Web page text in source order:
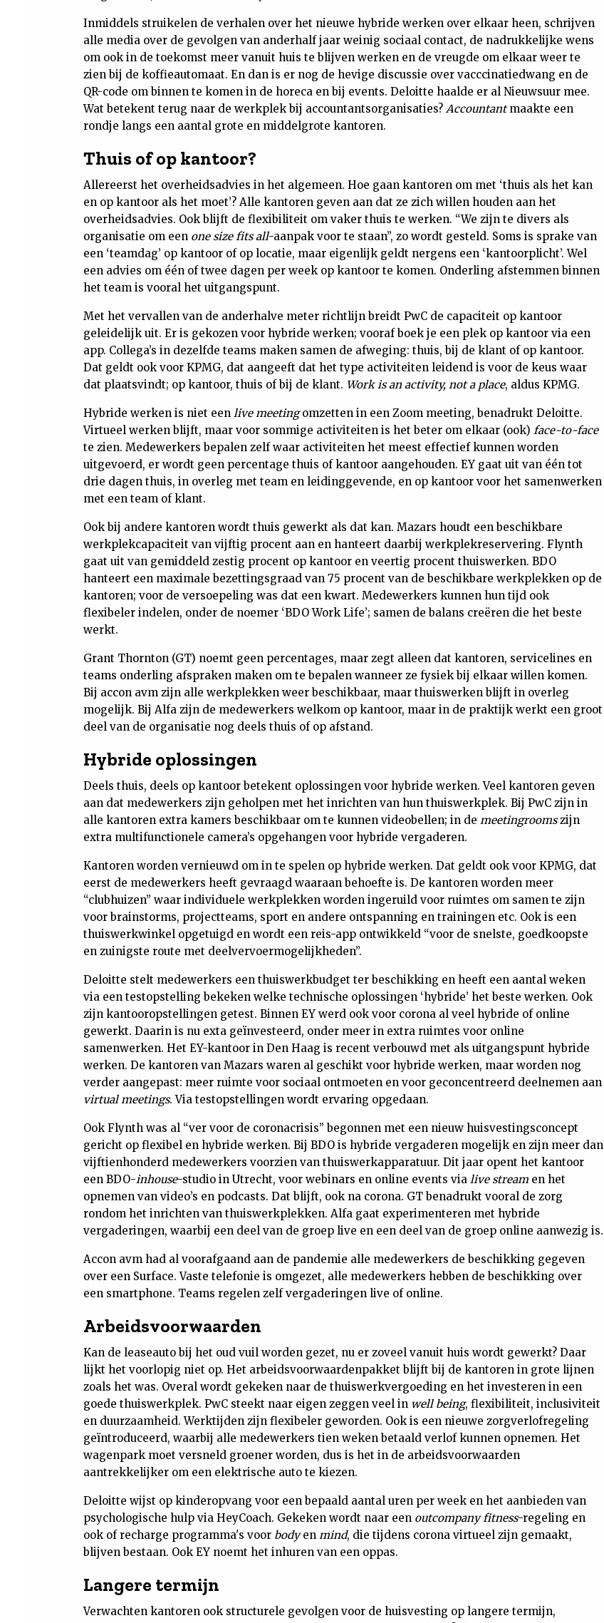
Inmiddels struikelen de verhalen over het nieuwe hybride werken over elkaar heen, schrijven
alle media over de gevolgen van anderhalf jaar weinig sociaal contact, de nadrukkelijke wens
om ook in de toekomst meer vanuit huis te blijven werken en de vreugde om elkaar weer te
zien bij de koffieautomaat. En dan is er nog de hevige discussie over vacccinatiedwang en de
QR-code om binnen te komen in de horeca en bij events. Deloitte haalde er al Nieuwsuur mee.
Wat betekent terug naar de werkplek bij accountantsorganisaties? Accountantmaakte een
rondje langs een aantal grote en middelgrote kantoren.
Thuis of op kantoor?
Allereerst het overheidsadvies in het algemeen. Hoe gaan kantoren om met ‘thuis als het kan
en op kantoor als het moet’? Alle kantoren geven aan dat ze zich willen houden aan het
overheidsadvies. Ook blijft de flexibiliteit om vaker thuis te werken. “We zijn te divers als
organisatie om een one size fits all-aanpak voor te staan”, zo wordt gesteld. Soms is sprake van
een ‘teamdag’ op kantoor of op locatie, maar eigenlijk geldt nergens een ‘kantoorplicht’. Wel
een advies om één of twee dagen per week op kantoor te komen. Onderling afstemmen binnen
het team is vooral het uitgangspunt.
Met het vervallen van de anderhalve meter richtlijn breidt PwC de capaciteit op kantoor
geleidelijk uit. Er is gekozen voor hybride werken; vooraf boek je een plek op kantoor via een
app. Collega’s in dezelfde teams maken samen de afweging: thuis, bij de klant of op kantoor.
Dat geldt ook voor KPMG, dat aangeeft dat het type activiteiten leidend is voor de keus waar
dat plaatsvindt; op kantoor, thuis of bij de klant. Work is an activity, not a place, aldus KPMG.
Hybride werken is niet een live meetingomzetten in een Zoom meeting, benadrukt Deloitte.
Virtueel werken blijft, maar voor sommige activiteiten is het beter om elkaar (ook) face-to-face
te zien. Medewerkers bepalen zelf waar activiteiten het meest effectief kunnen worden
uitgevoerd, er wordt geen percentage thuis of kantoor aangehouden. EY gaat uit van één tot
drie dagen thuis, in overleg met team en leidinggevende, en op kantoor voor het samenwerken
met een team of klant.
Ook bij andere kantoren wordt thuis gewerkt als dat kan. Mazars houdt een beschikbare
werkplekcapaciteit van vijftig procent aan en hanteert daarbij werkplekreservering. Flynth
gaat uit van gemiddeld zestig procent op kantoor en veertig procent thuiswerken. BDO
hanteert een maximale bezettingsgraad van 75 procent van de beschikbare werkplekken op de
kantoren; voor de versoepeling was dat een kwart. Medewerkers kunnen hun tijd ook
flexibeler indelen, onder de noemer ‘BDO Work Life’; samen de balans creëren die het beste
werkt.
Grant Thornton (GT) noemt geen percentages, maar zegt alleen dat kantoren, servicelines en
teams onderling afspraken maken om te bepalen wanneer ze fysiek bij elkaar willen komen.
Bij accon avm zijn alle werkplekken weer beschikbaar, maar thuiswerken blijft in overleg
mogelijk. Bij Alfa zijn de medewerkers welkom op kantoor, maar in de praktijk werkt een groot
deel van de organisatie nog deels thuis of op afstand.
Hybride oplossingen
Deels thuis, deels op kantoor betekent oplossingen voor hybride werken. Veel kantoren geven
aan dat medewerkers zijn geholpen met het inrichten van hun thuiswerkplek. Bij PwC zijn in
alle kantoren extra kamers beschikbaar om te kunnen videobellen; in de meetingroomszijn
extra multifunctionele camera’s opgehangen voor hybride vergaderen.
Kantoren worden vernieuwd om in te spelen op hybride werken. Dat geldt ook voor KPMG, dat
eerst de medewerkers heeft gevraagd waaraan behoefte is. De kantoren worden meer
“clubhuizen” waar individuele werkplekken worden ingeruild voor ruimtes om samen te zijn
voor brainstorms, projectteams, sport en andere ontspanning en trainingen etc. Ook is een
thuiswerkwinkel opgetuigd en wordt een reis-app ontwikkeld “voor de snelste, goedkoopste
en zuinigste route met deelvervoermogelijkheden”.
Deloitte stelt medewerkers een thuiswerkbudget ter beschikking en heeft een aantal weken
via een testopstelling bekeken welke technische oplossingen ‘hybride’ het beste werken. Ook
zijn kantooropstellingen getest. Binnen EY werd ook voor corona al veel hybride of online
gewerkt. Daarin is nu exta geïnvesteerd, onder meer in extra ruimtes voor online
samenwerken. Het EY-kantoor in Den Haag is recent verbouwd met als uitgangspunt hybride
werken. De kantoren van Mazars waren al geschikt voor hybride werken, maar worden nog
verder aangepast: meer ruimte voor sociaal ontmoeten en voor geconcentreerd deelnemen aan
virtual meetings. Via testopstellingen wordt ervaring opgedaan.
Ook Flynth was al “ver voor de coronacrisis” begonnen met een nieuw huisvestingsconcept
gericht op flexibel en hybride werken. Bij BDO is hybride vergaderen mogelijk en zijn meer dan
vijftienhonderd medewerkers voorzien van thuiswerkapparatuur. Dit jaar opent het kantoor
een BDO-inhouse-studio in Utrecht, voor webinars en online events via live stream en het
opnemen van video’s en podcasts. Dat blijft, ook na corona. GT benadrukt vooral de zorg
rondom het inrichten van thuiswerkplekken. Alfa gaat experimenteren met hybride
vergaderingen, waarbij een deel van de groep live en een deel van de groep online aanwezig is.
Accon avm had al voorafgaand aan de pandemie alle medewerkers de beschikking gegeven
over een Surface. Vaste telefonie is omgezet, alle medewerkers hebben de beschikking over
een smartphone. Teams regelen zelf vergaderingen live of online.
Arbeidsvoorwaarden
Kan de leaseauto bij het oud vuil worden gezet, nu er zoveel vanuit huis wordt gewerkt? Daar
lijkt het voorlopig niet op. Het arbeidsvoorwaardenpakket blijft bij de kantoren in grote lijnen
zoals het was. Overal wordt gekeken naar de thuiswerkvergoeding en het investeren in een
goede thuiswerkplek. PwC steekt naar eigen zeggen veel in well being, flexibiliteit, inclusiviteit
en duurzaamheid. Werktijden zijn flexibeler geworden. Ook is een nieuwe zorgverlofregeling
geïntroduceerd, waarbij alle medewerkers tien weken betaald verlof kunnen opnemen. Het
wagenpark moet versneld groener worden, dus is het in de arbeidsvoorwaarden
aantrekkelijker om een elektrische auto te kiezen.
Deloitte wijst op kinderopvang voor een bepaald aantal uren per week en het aanbieden van
psychologische hulp via HeyCoach. Gekeken wordt naar een outcompany fitness-regeling en
ook of recharge programma's voor bodyen mind, die tijdens corona virtueel zijn gemaakt,
blijven bestaan. Ook EY noemt het inhuren van een oppas.
Langere termijn
Verwachten kantoren ook structurele gevolgen voor de huisvesting op langere termijn,